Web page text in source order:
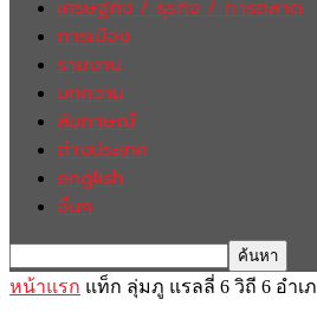
เศรษฐกิจ / ธุรกิจ / การตลาด
การเมือง
รายงาน
บทความ
สัมภาษณ์
ต่างประเทศ
english
อื่นๆ
หน้าแรก แท็ก ลุ่มภู แรลลี่ 6 วิถี 6 อำเ